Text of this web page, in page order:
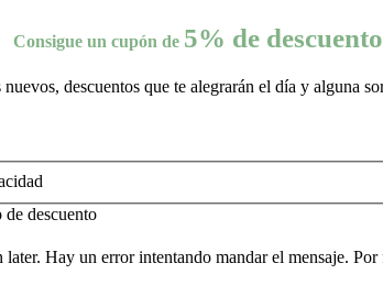
Consigue un cupón de 5% de descuento
descuentos que te alegrarán el día y alguna
descuento
Hay un error intentando mandar el mensaje.